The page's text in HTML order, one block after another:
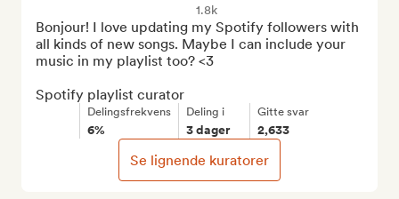
1.8k
Bonjour! I love updating my Spotify followers with
all kinds of new songs. Maybe I can include your
music in my playlist too? <3
Spotify playlist curator
Delingsfrekvens
6%
Deling i
3 dager
Gitte svar
2,633
Se lignende kuratorer